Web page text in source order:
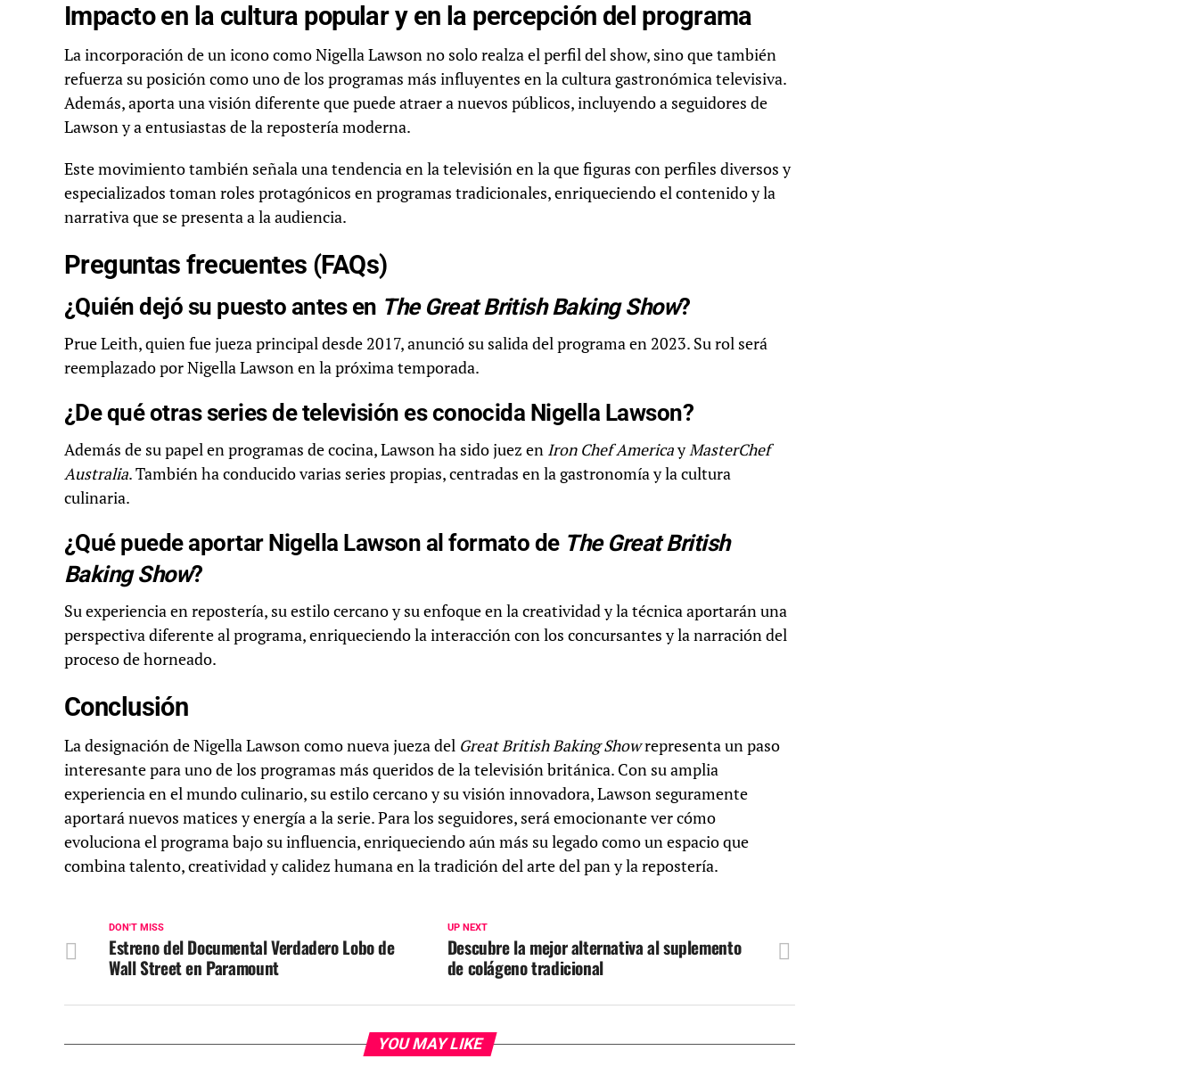
Impacto en la cultura popular y en la percepción del programa
La incorporación de un icono como Nigella Lawson no solo realza el perfil del show, sino que también
refuerza su posición como uno de los programas más influyentes en la cultura gastronómica televisiva.
Además, aporta una visión diferente que puede atraer a nuevos públicos, incluyendo a seguidores de
Lawson y a entusiastas de la repostería moderna.
Este movimiento también señala una tendencia en la televisión en la que figuras con perfiles diversos y
especializados toman roles protagónicos en programas tradicionales, enriqueciendo el contenido y la
narrativa que se presenta a la audiencia.
Preguntas frecuentes (FAQs)
¿Quién dejó su puesto antes en The Great British Baking Show?
Prue Leith, quien fue jueza principal desde 2017, anunció su salida del programa en 2023. Su rol será
reemplazado por Nigella Lawson en la próxima temporada.
¿De qué otras series de televisión es conocida Nigella Lawson?
Además de su papel en programas de cocina, Lawson ha sido juez en Iron Chef AmericayMasterChef
Australia. También ha conducido varias series propias, centradas en la gastronomía y la cultura
culinaria.
¿Qué puede aportar Nigella Lawson al formato de The Great British
Baking Show?
Su experiencia en repostería, su estilo cercano y su enfoque en la creatividad y la técnica aportarán una
perspectiva diferente al programa, enriqueciendo la interacción con los concursantes y la narración del
proceso de horneado.
Conclusión
La designación de Nigella Lawson como nueva jueza del Great British Baking Showrepresenta un paso
interesante para uno de los programas más queridos de la televisión británica. Con su amplia
experiencia en el mundo culinario, su estilo cercano y su visión innovadora, Lawson seguramente
aportará nuevos matices y energía a la serie. Para los seguidores, será emocionante ver cómo
evoluciona el programa bajo su influencia, enriqueciendo aún más su legado como un espacio que
combina talento, creatividad y calidez humana en la tradición del arte del pan y la repostería.
UP NEXT
Descubre la mejor alternativa al suplemento
de colágeno tradicional
DON'T MISS
Estreno del Documental Verdadero Lobo de
Wall Street en Paramount
YOU MAY LIKE